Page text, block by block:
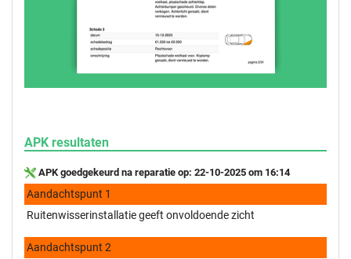
APK resultaten
APK goedgekeurd na reparatie op: 22-10-2025 om 16:14
Aandachtspunt 1
Ruitenwisserinstallatie geeft onvoldoende zicht
Aandachtspunt 2